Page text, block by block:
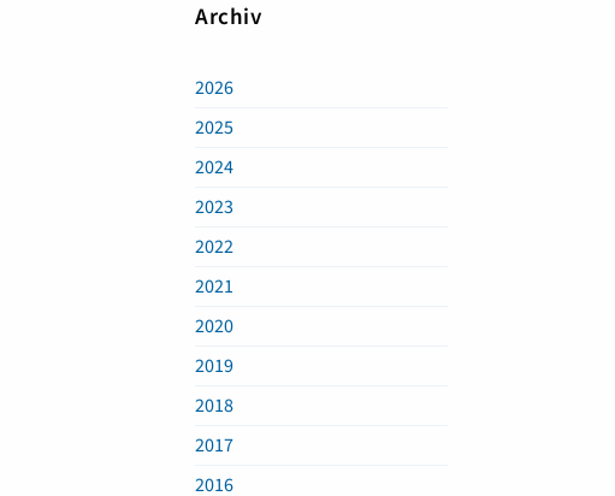
Archiv
2026
2025
2024
2023
2022
2021
2020
2019
2018
2017
2016